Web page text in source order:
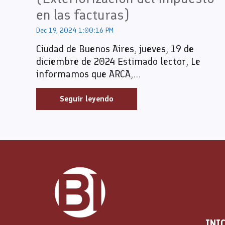
en las facturas)
Dec 19, 2024 1:00:16 PM
Ciudad de Buenos Aires, jueves, 19 de
diciembre de 2024 Estimado lector, Le
informamos que ARCA,...
Seguir leyendo